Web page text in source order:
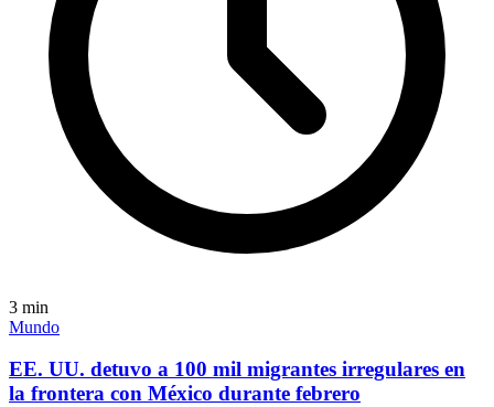
3 min
Mundo
EE. UU. detuvo a 100 mil migrantes irregulares en
la frontera con México durante febrero